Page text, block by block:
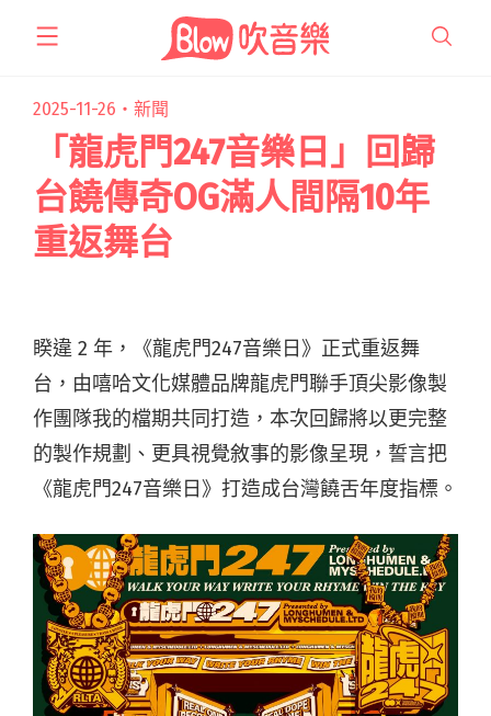
2025-11-26・ 新聞
「龍虎門247音樂日」回歸
台饒傳奇OG滿人間隔10年
重返舞台
睽違 2 年，《龍虎門247音樂日》正式重返舞
台，由嘻哈文化媒體品牌龍虎門聯手頂尖影像製
作團隊我的檔期共同打造，本次回歸將以更完整
的製作規劃、更具視覺敘事的影像呈現，誓言把
《龍虎門247音樂日》打造成台灣饒舌年度指標。